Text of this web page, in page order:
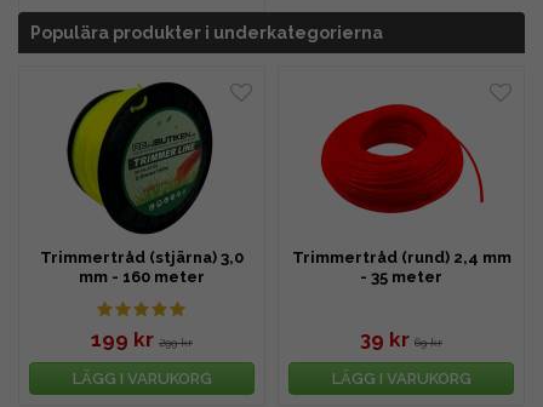
Populära produkter i underkategorierna
Trimmertråd (stjärna) 3,0
mm - 160 meter
199 kr 299 kr
LÄGG I VARUKORG
Trimmertråd (rund) 2,4 mm
- 35 meter
39 kr 69 kr
LÄGG I VARUKORG